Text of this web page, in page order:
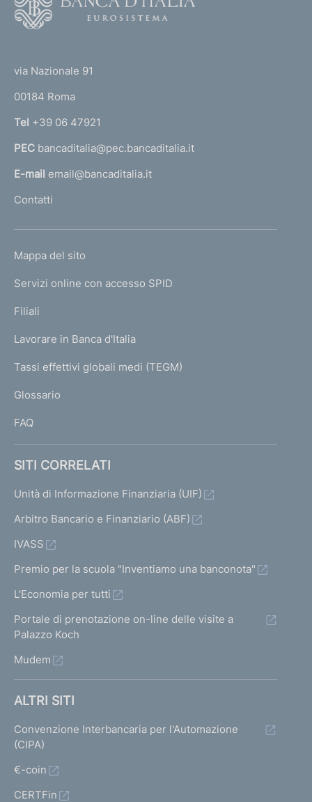
r
n
a
l
'
m
e
a
g
via Nazionale 91
00184 Roma
Tel +39 06 47921
PEC bancaditalia@pec.bancaditalia.it
E-mail email@bancaditalia.it
Contatti
L
N
K
T
I
I
Mappa del sito
Servizi online con accesso SPID
Filiali
Lavorare in Banca d'Italia
Tassi effettivi globali medi (TEGM)
Glossario
FAQ
SITI CORRELATI
Unità di Informazione Finanziaria (UIF)
Arbitro Bancario e Finanziario (ABF)
IVASS
Premio per la scuola "Inventiamo una banconota"
L'Economia per tutti
Portale di prenotazione on-line delle visite a
Palazzo Koch
Mudem
ALTRI SITI
Convenzione Interbancaria per l'Automazione
(CIPA)
€-coin
CERTFin